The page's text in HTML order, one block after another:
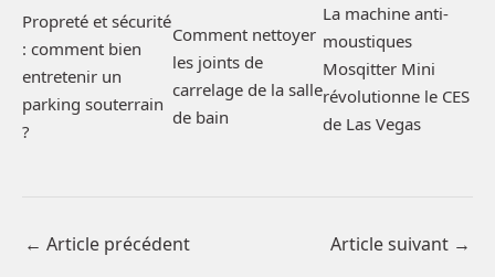
Propreté et sécurité
: comment bien
entretenir un
parking souterrain
?
Comment nettoyer
les joints de
carrelage de la salle
de bain
La machine anti-
moustiques
Mosqitter Mini
révolutionne le CES
de Las Vegas
← Article précédent Article suivant →